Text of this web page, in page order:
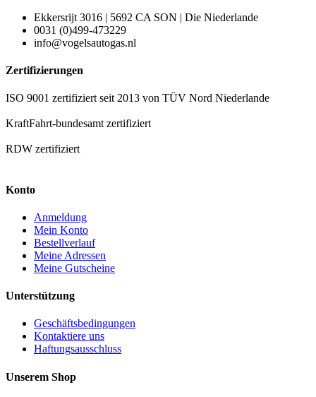
Ekkersrijt 3016 | 5692 CA SON | Die Niederlande
0031 (0)499-473229
info@vogelsautogas.nl
Zertifizierungen
ISO 9001 zertifiziert seit 2013 von TÜV Nord Niederlande
KraftFahrt-bundesamt zertifiziert
RDW zertifiziert
Konto
Anmeldung
Mein Konto
Bestellverlauf
Meine Adressen
Meine Gutscheine
Unterstützung
Geschäftsbedingungen
Kontaktiere uns
Haftungsausschluss
Unserem Shop